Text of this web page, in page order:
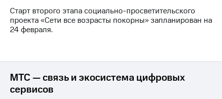
Старт второго этапа социально-просветительского
проекта «Сети все возрасты покорны» запланирован на
24 февраля.
МТС — связь и экосистема цифровых
сервисов